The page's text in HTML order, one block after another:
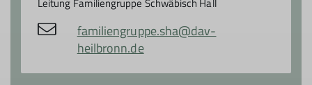
Leitung Familiengruppe Schwäbisch Hall
familiengruppe.sha@dav-
heilbronn.de